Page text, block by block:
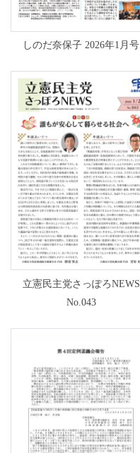
しのだ奈保子 2026年1月号
立憲民主党さっぽろNEWS
No.043